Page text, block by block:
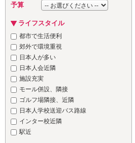
予算
ライフスタイル
都市で生活便利
郊外で環境重視
日本人が多い
日本人会近隣
施設充実
モール併設、隣接
ゴルフ場隣接、近隣
日本人学校送迎バス路線
インター校近隣
駅近